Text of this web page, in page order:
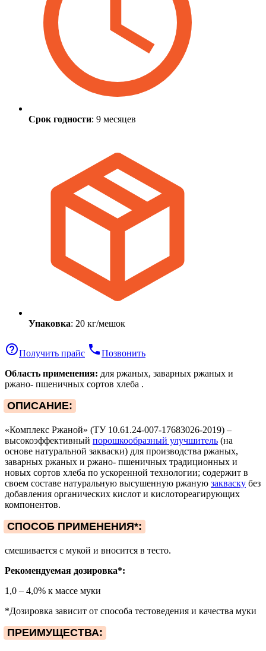
Срок годности: 9 месяцев
Упаковка: 20 кг/мешок
help_outlineПолучить прайс phoneПозвонить
Область применения: для ржаных, заварных ржаных и
ржано- пшеничных сортов хлеба .
ОПИСАНИЕ:
«Комплекс Ржаной» (ТУ 10.61.24-007-17683026-2019) –
высокоэффективный порошкообразный улучшитель (на
основе натуральной закваски) для производства ржаных,
заварных ржаных и ржано- пшеничных традиционных и
новых сортов хлеба по ускоренной технологии; содержит в
своем составе натуральную высушенную ржаную закваску без
добавления органических кислот и кислотореагирующих
компонентов.
СПОСОБ ПРИМЕНЕНИЯ*:
смешивается с мукой и вносится в тесто.
Рекомендуемая дозировка*:
1,0 – 4,0% к массе муки
*Дозировка зависит от способа тестоведения и качества муки
ПРЕИМУЩЕСТВА: